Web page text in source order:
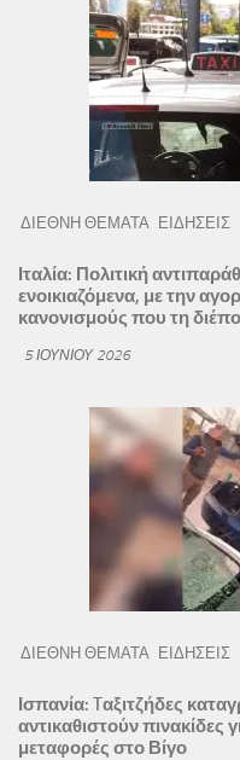
ΔΙΕΘΝΗ ΘΕΜΑΤΑ ΕΙΔΗΣΕΙΣ
Ιταλία: Πολιτική
ενοικιαζόμενα, με την
κανονισμούς που τη
5 ΙΟΥΝΊΟΥ 2026
ΔΙΕΘΝΗ ΘΕΜΑΤΑ ΕΙΔΗΣΕΙΣ
Ισπανία: Tαξιτζήδες
αντικαθιστούν πινακίδες
μεταφορές στο Βίγο